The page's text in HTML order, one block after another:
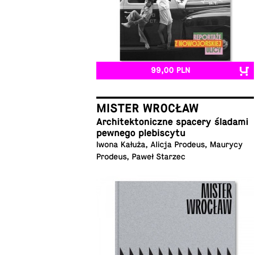
99,00 PLN
MISTER WROCŁAW
Ar­chi­tek­to­nicz­ne spacery śladami
pewnego plebiscytu
Iwona Kałuża, Alicja Prodeus, Maurycy
Prodeus, Paweł Starzec